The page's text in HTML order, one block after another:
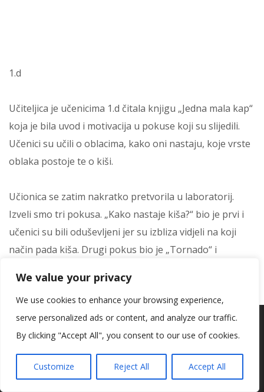
We value your privacy
We use cookies to enhance your browsing experience,
serve personalized ads or content, and analyze our traffic.
By clicking "Accept All", you consent to our use of cookies.
Customize Reject All Accept All
1.d
Učiteljica je učenicima 1.d čitala knjigu „Jedna mala kap“
koja je bila uvod i motivacija u pokuse koji su slijedili.
Učenici su učili o oblacima, kako oni nastaju, koje vrste
oblaka postoje te o kiši.
Učionica se zatim nakratko pretvorila u laboratorij.
Izveli smo tri pokusa. „Kako nastaje kiša?“ bio je prvi i
učenici su bili oduševljeni jer su izbliza vidjeli na koji
način pada kiša. Drugi pokus bio je „Tornado“ i
se u njoj stvorio vrtlog, a treći pokus bio je „Oblak“, na
vrhu staklenke ispod aluminijske folije nastao je maleni
oblak.
Učenici su samostalno pripremili potreban pribor te u
skupini, ali i individualno izvodili pokuse. Bila je to
Koristimo kolačiće kako bismo vam pružili najbolje iskustvo na
našoj web stranici.
Informacije o kolačićima koje koristimo ili opcije za
Prihvaćam